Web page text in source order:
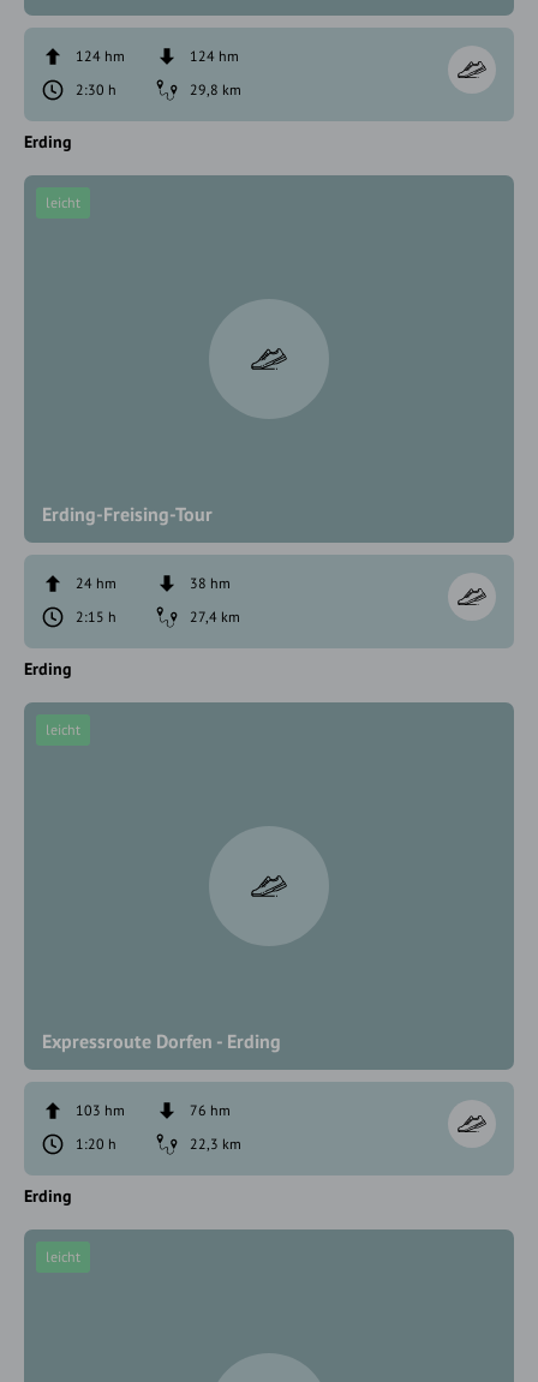
124 hm
124 hm
2:30 h
29,8 km
Erding
Erding-Freising-Tour
leicht
24 hm
38 hm
2:15 h
27,4 km
Erding
Expressroute Dorfen - Erding
leicht
103 hm
76 hm
1:20 h
22,3 km
Erding
leicht